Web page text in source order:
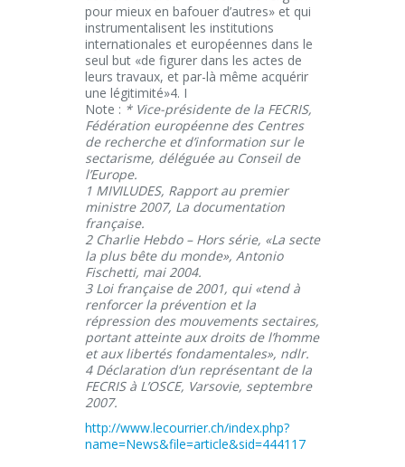
pour mieux en bafouer d’autres» et qui
instrumentalisent les institutions
internationales et européennes dans le
seul but «de figurer dans les actes de
leurs travaux, et par-là même acquérir
une légitimité»4. I
Note : * Vice-présidente de la FECRIS,
Fédération européenne des Centres
de recherche et d’information sur le
sectarisme, déléguée au Conseil de
l’Europe.
1 MIVILUDES, Rapport au premier
ministre 2007, La documentation
française.
2 Charlie Hebdo – Hors série, «La secte
la plus bête du monde», Antonio
Fischetti, mai 2004.
3 Loi française de 2001, qui «tend à
renforcer la prévention et la
répression des mouvements sectaires,
portant atteinte aux droits de l’homme
et aux libertés fondamentales», ndlr.
4 Déclaration d’un représentant de la
FECRIS à L’OSCE, Varsovie, septembre
2007.
http://www.lecourrier.ch/index.php?
name=News&file=article&sid=444117